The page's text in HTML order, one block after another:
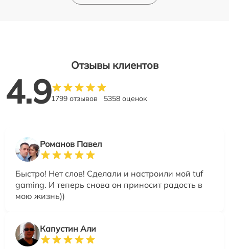
Отзывы клиентов
4.91799 отзывов 5358 оценок
Романов Павел
Быстро! Нет слов! Сделали и настроили мой tuf
gaming. И теперь снова он приносит радость в
мою жизнь))
Капустин Али